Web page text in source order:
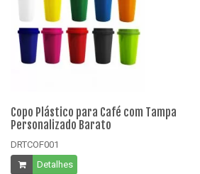
Copo Plástico para Café com Tampa
Personalizado Barato
DRTCOF001
Detalhes